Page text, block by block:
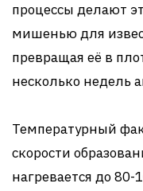
процессы делают
мишенью для
превращая её в
несколько недель
Температурный
скорости
нагревается до 80-